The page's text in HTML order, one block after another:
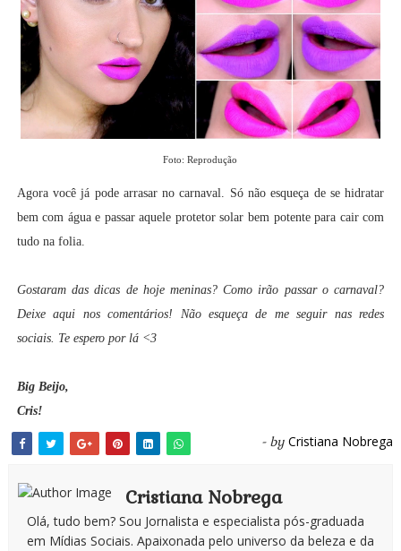
Foto: Reprodução
Agora você já pode arrasar no carnaval. Só não esqueça de se hidratar
bem com água e passar aquele protetor solar bem potente para cair com
tudo na folia.
Gostaram das dicas de hoje meninas? Como irão passar o carnaval?
Deixe aqui nos comentários! Não esqueça de me seguir nas redes
sociais. Te espero por lá <3
Big Beijo,
Cris!
- by Cristiana Nobrega
Cristiana Nobrega
Olá, tudo bem? Sou Jornalista e especialista pós-graduada
em Mídias Sociais. Apaixonada pelo universo da beleza e da